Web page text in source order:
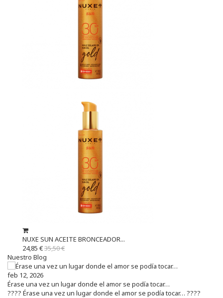
NUXE SUN ACEITE BRONCEADOR...
24,85 €35,50 €
Nuestro Blog
feb 12, 2026
Érase una vez un lugar donde el amor se podía tocar…
???? Érase una vez un lugar donde el amor se podía tocar… ????